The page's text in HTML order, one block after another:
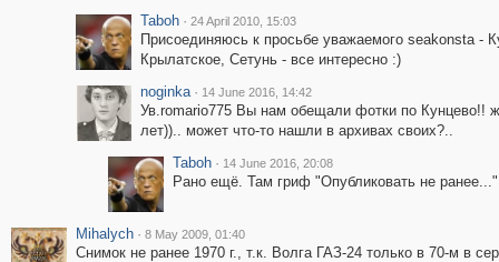
Taboh · 24 April 2010, 15:03
Присоединяюсь к просьбе уважаемого seakonsta -
Крылатское, Сетунь - все интересно :)
noginka · 14 June 2016, 14:42
Ув.romario775 Вы нам обещали фотки по Кунцево!!
лет)).. может что-то нашли в архивах своих?..
Taboh · 14 June 2016, 20:08
Рано ещё. Там гриф "Опубликовать не
Mihalych · 8 May 2009, 01:40
Снимок не ранее 1970 г., т.к. Волга ГАЗ-24 только в 70-м в